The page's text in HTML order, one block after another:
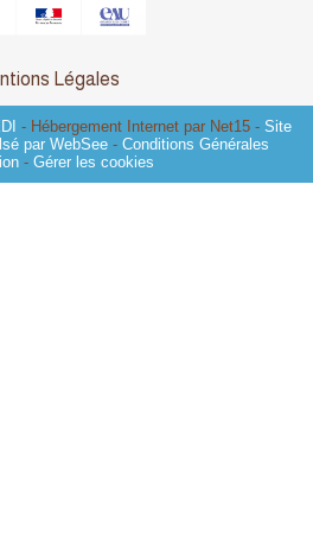
Légales
- Hébergement Internet par Net15 - Site
par WebSee - Conditions Générales
- Gérer les cookies